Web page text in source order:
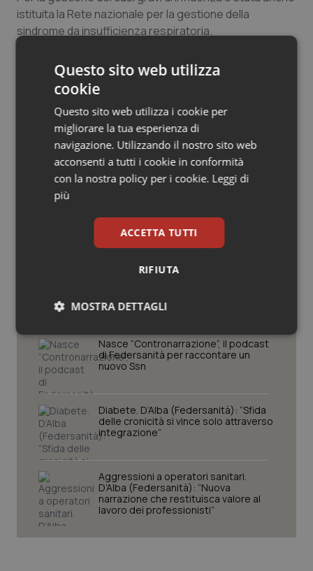
Salute orale & impianti
Tiroide
Tumore al seno
Tumore ovarico
Tumori del Polmone & Testa Collo
Tumori gastrointestinali
Ulcera & Reflusso
Vaccini
istituita la Rete nazionale per la gestione della
sindrome da insufficienza respiratoria.
18 Gennaio 2013
© Riproduzione riservata
Federsanità
Premio “Contronarrazione”.
dedicata ai progetti che raccontano
la buona sanità
Nasce “Contronarrazione”, il podcast
di Federsanità per raccontare un
nuovo Ssn
Diabete. D’Alba (Federsanità): “Sfida
delle cronicità si vince solo attraverso
integrazione”
Aggressioni a operatori sanitari.
D’Alba (Federsanità): “Nuova
narrazione che restituisca valore al
lavoro dei professionisti”
Questo sito web utilizza
cookie
Questo sito web utilizza i cookie per
migliorare la tua esperienza di
navigazione. Utilizzando il nostro sito web
acconsenti a tutti i cookie in conformità
con la nostra policy per i cookie. Leggi di
più
ACCETTA TUTTI
RIFIUTA
MOSTRA DETTAGLI
Necessari Statistici Marketing
Necessari Statistici
I cookie necessari contribuiscono a rendere fruibile il
sito web abilitandone funzionalità di base quali la
navigazione sulle pagine e l'accesso alle aree
protette del sito. Il sito web non è in grado di
funzionare correttamente senza questi cookie.